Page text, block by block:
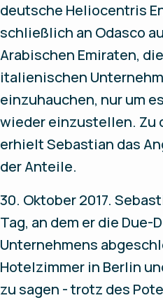
deutsche Heliocentris
schließlich an Odasco
Arabischen Emiraten,
italienischen
einzuhauchen, nur um
wieder einzustellen. Zu
erhielt Sebastian das
der Anteile.
30. Oktober 2017.
Tag, an dem er die
Unternehmens
Hotelzimmer in Berlin
zu sagen - trotz des